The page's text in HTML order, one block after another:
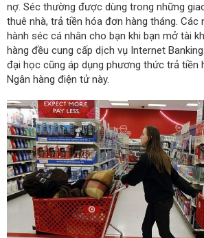
nợ. Séc thường được dùng trong những
thuê nhà, trả tiền hóa đơn hàng tháng. Các
hành séc cá nhân cho bạn khi bạn mở tài
hàng đều cung cấp dịch vụ Internet
đại học cũng áp dụng phương thức trả tiền
Ngân hàng điện tử này.